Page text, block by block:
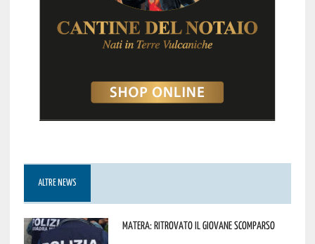
ALTRE NEWS
Matera: ritrovato il giovane scomparso